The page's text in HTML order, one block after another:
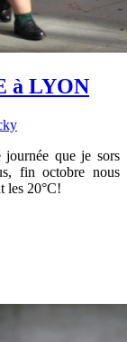
à LYON
que je sors
fin octobre nous
les 20°C!